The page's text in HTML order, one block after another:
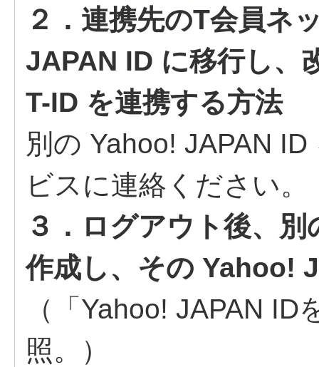
２．連携先のT会員ネ
JAPAN ID に移行し、
T-ID を連携する方法
別の Yahoo! JAPAN
ビスに連絡ください。
３．ログアウト後、
作成し、その Yahoo!
（「Yahoo! JAPAN
照。）